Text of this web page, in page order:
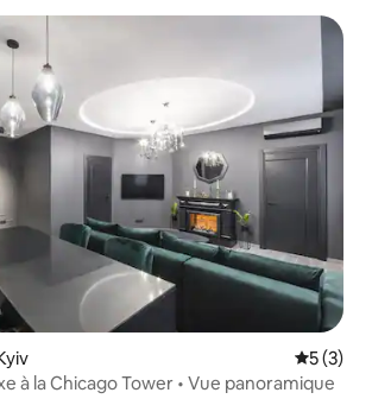
5 (3)
à la Chicago Tower • Vue panoramique